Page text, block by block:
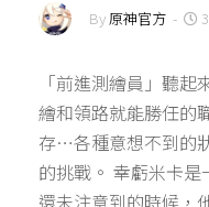
By 原神官方 -
「前進測繪員」聽
繪和領路就能勝任的
存…各種意想不到的
的挑戰。 幸虧米卡
還未注意到的時候，